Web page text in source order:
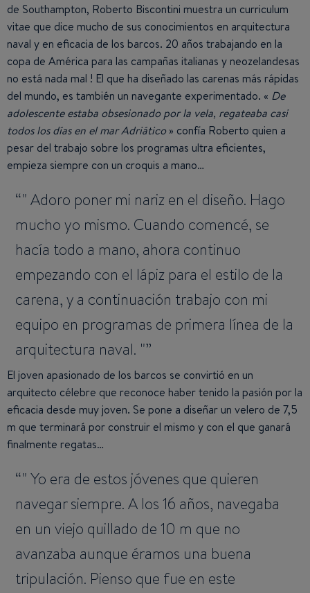
de Southampton, Roberto Biscontini muestra un curriculum
vitae que dice mucho de sus conocimientos en arquitectura
naval y en eficacia de los barcos. 20 años trabajando en la
copa de América para las campañas italianas y neozelandesas
no está nada mal ! El que ha diseñado las carenas más rápidas
del mundo, es también un navegante experimentado. « De
adolescente estaba obsesionado por la vela, regateaba casi
todos los días en el mar Adriático» confía Roberto quien a
pesar del trabajo sobre los programas ultra eficientes,
empieza siempre con un croquis a mano…
" Adoro poner mi nariz en el diseño. Hago
mucho yo mismo. Cuando comencé, se
hacía todo a mano, ahora continuo
empezando con el lápiz para el estilo de la
carena, y a continuación trabajo con mi
equipo en programas de primera línea de la
arquitectura naval. "
El joven apasionado de los barcos se convirtió en un
arquitecto célebre que reconoce haber tenido la pasión por la
eficacia desde muy joven. Se pone a diseñar un velero de 7,5
m que terminará por construir el mismo y con el que ganará
finalmente regatas…
" Yo era de estos jóvenes que quieren
navegar siempre. A los 16 años, navegaba
en un viejo quillado de 10 m que no
avanzaba aunque éramos una buena
tripulación. Pienso que fue en este